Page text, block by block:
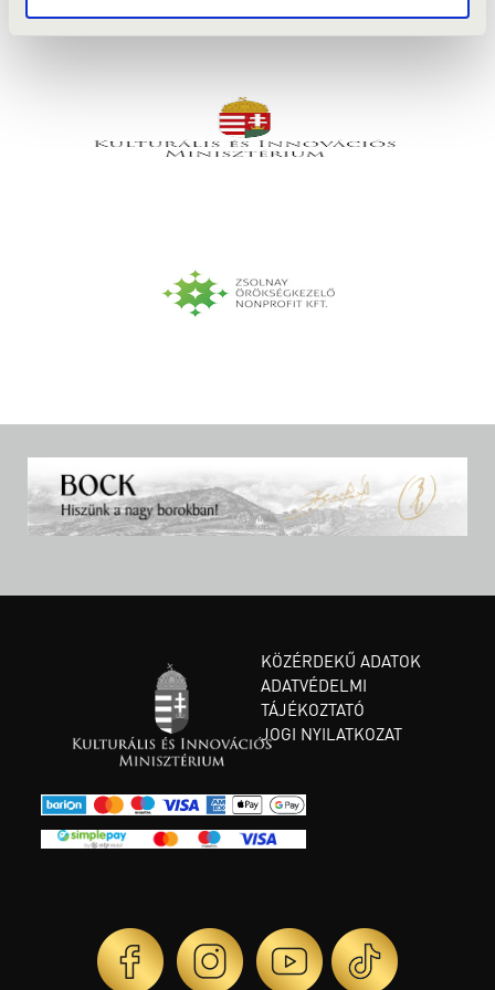
KÖZÉRDEKŰ ADATOK
ADATVÉDELMI
TÁJÉKOZTATÓ
JOGI NYILATKOZAT